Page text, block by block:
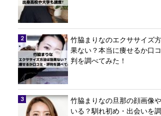
竹脇まりなのエクササイズ
果ない？本当に痩せるか口
判を調べてみた！
竹脇まりなの旦那の顔画像
いる？馴れ初め・出会いを